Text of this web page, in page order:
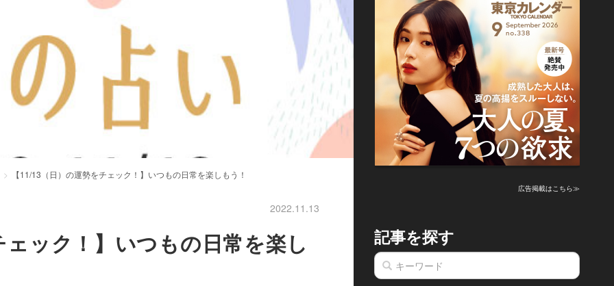
【11/13（日）の運勢をチェック！】いつもの日常を楽しもう！
2022.11.13
ック！】いつもの日常を楽し
広告掲載はこちら≫
記事を探す